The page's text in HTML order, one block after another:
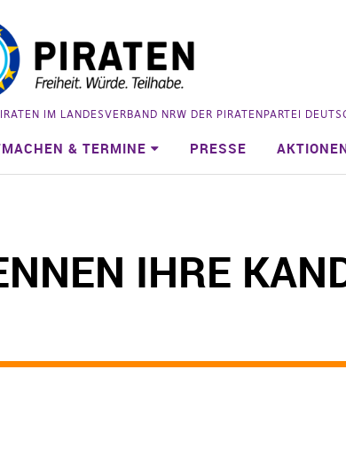
IM LANDESVERBAND NRW DER PIRATENPARTEI
& TERMINE PRESSE
IHRE